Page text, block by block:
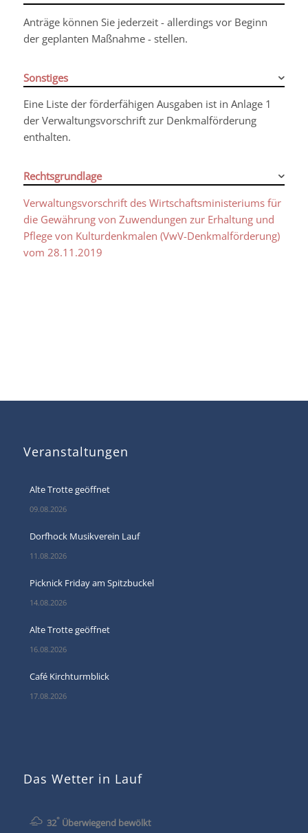
Anträge können Sie jederzeit - allerdings vor Beginn
der geplanten Maßnahme - stellen.
Sonstiges
Eine Liste der förderfähigen Ausgaben ist in Anlage 1
der Verwaltungsvorschrift zur Denkmalförderung
enthalten.
Rechtsgrundlage
Verwaltungsvorschrift des Wirtschaftsministeriums für
die Gewährung von Zuwendungen zur Erhaltung und
Pflege von Kulturdenkmalen (VwV-Denkmalförderung)
vom 28.11.2019
Veranstaltungen
Alte Trotte geöffnet
09.08.2026
Dorfhock Musikverein Lauf
11.08.2026
Picknick Friday am Spitzbuckel
14.08.2026
Alte Trotte geöffnet
16.08.2026
Café Kirchturmblick
17.08.2026
Das Wetter in Lauf
32°Überwiegend bewölkt